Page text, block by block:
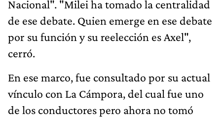
Nacional". "Milei ha tomado la centralidad
de ese debate. Quien emerge en ese debate
por su función y su reelección es Axel",
cerró.
En ese marco, fue consultado por su actual
vínculo con La Cámpora, del cual fue uno
de los conductores pero ahora no tomó